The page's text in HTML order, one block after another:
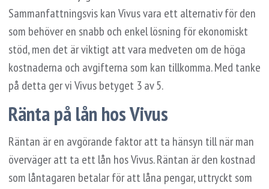
Sammanfattningsvis kan Vivus vara ett alternativ för den
som behöver en snabb och enkel lösning för ekonomiskt
stöd, men det är viktigt att vara medveten om de höga
kostnaderna och avgifterna som kan tillkomma. Med tanke
på detta ger vi Vivus betyget 3 av 5.
Ränta på lån hos Vivus
Räntan är en avgörande faktor att ta hänsyn till när man
överväger att ta ett lån hos Vivus. Räntan är den kostnad
som låntagaren betalar för att låna pengar, uttryckt som